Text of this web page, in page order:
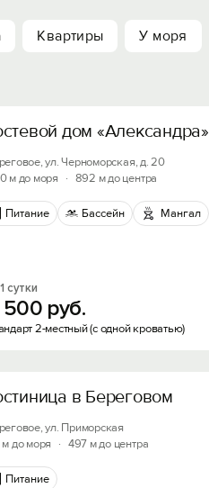
Квартиры У моря
дом «Александра»
ул. Черноморская, д. 20
м до моря
· 892 м до центра
Питание Бассейн Мангал
сутки
500 руб.
2-местный (с одной кроватью)
в Береговом
ул. Приморская
до моря
· 497 м до центра
Питание